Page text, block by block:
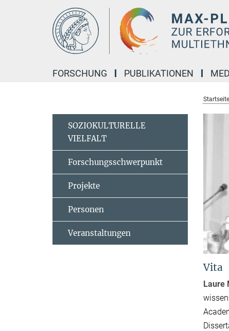
FORSCHUNG PUBLIKATIONEN
Startseite
Vita
Laure
SOZIOKULTURELLE
VIELFALT
Forschungsschwerpunkt
Projekte
Personen
Veranstaltungen